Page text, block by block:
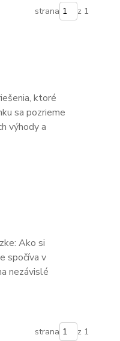
strana z 1
ktoré
sa pozrieme
výhody a
Ako si
spočíva v
nezávislé
strana z 1